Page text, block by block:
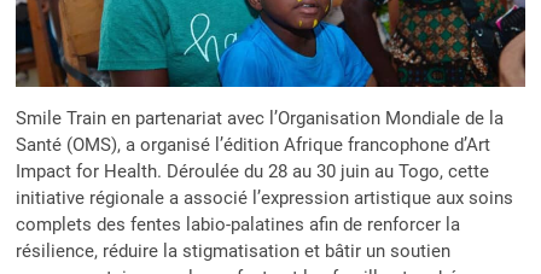
Smile Train en partenariat avec l’Organisation Mondiale de la
Santé (OMS), a organisé l’édition Afrique francophone d’Art
Impact for Health. Déroulée du 28 au 30 juin au Togo, cette
initiative régionale a associé l’expression artistique aux soins
complets des fentes labio-palatines afin de renforcer la
résilience, réduire la stigmatisation et bâtir un soutien